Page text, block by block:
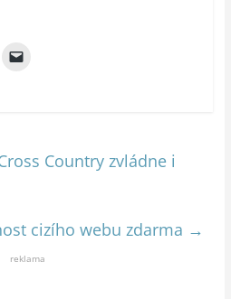
Country zvládne i
cizího webu zdarma →
reklama